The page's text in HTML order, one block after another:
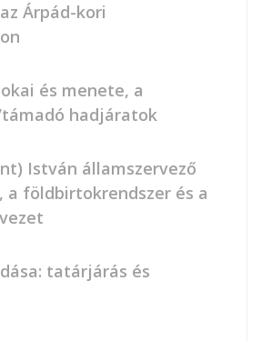
Árpád-kori
és menete, a
hadjáratok
István államszervező
a földbirtokrendszer és a
tatárjárás és